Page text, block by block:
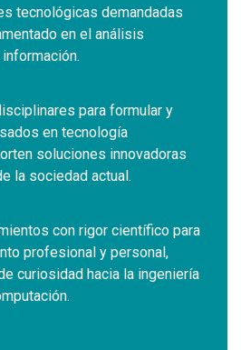
tecnológicas demandadas
en el análisis
para formular y
en tecnología
soluciones innovadoras
la sociedad actual.
con rigor científico para
profesional y personal,
curiosidad hacia la ingeniería